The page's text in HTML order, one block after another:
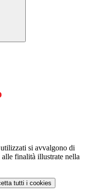
si avvalgono di
finalità illustrate nella
tutti i cookies